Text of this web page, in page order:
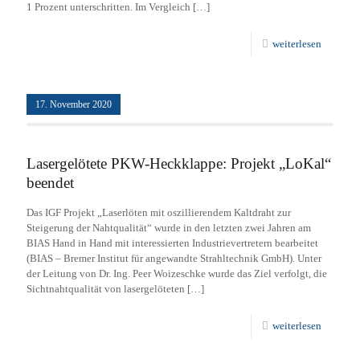
1 Prozent unterschritten. Im Vergleich […]
weiterlesen
17. November 2020
Lasergelötete PKW-Heckklappe: Projekt „LoKal“
beendet
Das IGF Projekt „Laserlöten mit oszillierendem Kaltdraht zur
Steigerung der Nahtqualität“ wurde in den letzten zwei Jahren am
BIAS Hand in Hand mit interessierten Industrievertretern bearbeitet
(BIAS – Bremer Institut für angewandte Strahltechnik GmbH). Unter
der Leitung von Dr. Ing. Peer Woizeschke wurde das Ziel verfolgt, die
Sichtnahtqualität von lasergelöteten […]
weiterlesen